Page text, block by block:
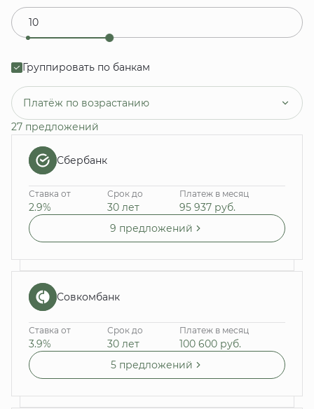
Группировать по банкам
Платёж по возрастанию
27 предложений
Сбербанк
Ставка от
2.9%
Срок до
30 лет
Платеж в месяц
95 937 руб.
9 предложений
Совкомбанк
Ставка от
3.9%
Срок до
30 лет
Платеж в месяц
100 600 руб.
5 предложений